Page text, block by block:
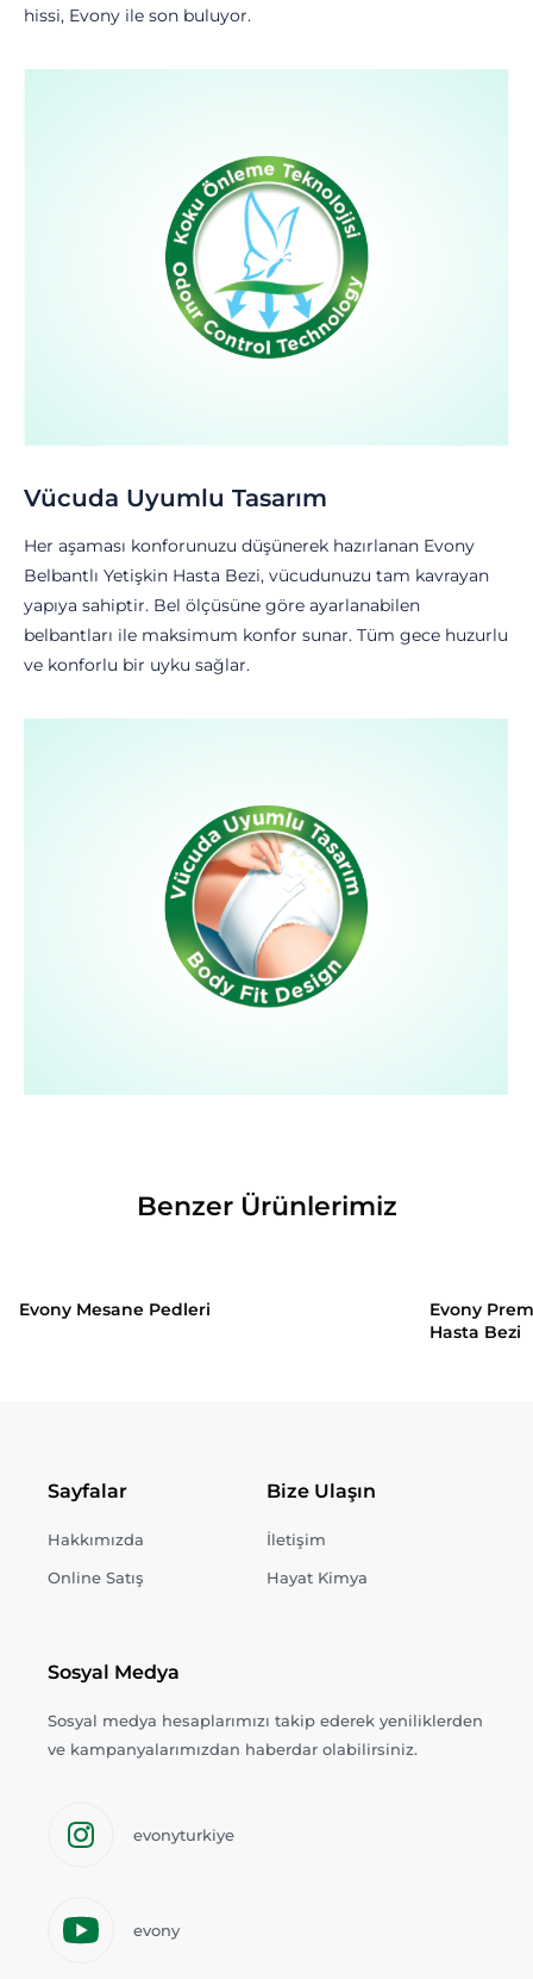
hissi, Evony ile son buluyor.
Vücuda Uyumlu Tasarım
Her aşaması konforunuzu düşünerek hazırlanan Evony
Belbantlı Yetişkin Hasta Bezi, vücudunuzu tam kavrayan
yapıya sahiptir. Bel ölçüsüne göre ayarlanabilen
belbantları ile maksimum konfor sunar. Tüm gece huzurlu
ve konforlu bir uyku sağlar.
Benzer Ürünlerimiz
Evony Mesane Pedleri
Evony
Hasta Bezi
Sayfalar
Hakkımızda
Online Satış
Bize Ulaşın
İletişim
Hayat Kimya
Sosyal Medya
Sosyal medya hesaplarımızı takip ederek yeniliklerden
ve kampanyalarımızdan haberdar olabilirsiniz.
evonyturkiye
evony